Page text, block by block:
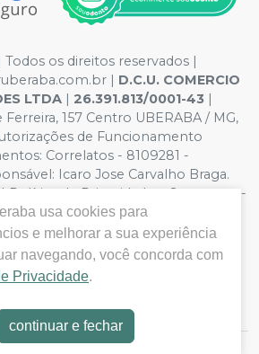
os direitos reservados |
| D.C.U. COMERCIO
LTDA | 26.391.813/0001-43 |
157 Centro UBERABA / MG,
de Funcionamento
Correlatos - 8109281 -
Icaro Jose Carvalho Braga.
| Política de Privacidade e Segurança -
- Os preços e condições
sujeitos a alterações. Em caso de
no site, o valor válido é o do
Não vendemos por atacado, por
o direito de não atender compras
pelo site.
usa cookies para
e melhorar a sua experiência
navegando, você concorda com
Privacidade.
continuar e fechar